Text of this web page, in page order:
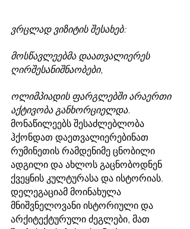
ვრცლად ვიზიტის შესახებ:
მოსწავლეებმა დაათვალიერეს
ღირშესანიშნაობები,
ოლიმპიადის ფარგლებში არაერთი
აქტივობა განხორციელდა.
მონაწილეებს შესაძლებლობა
ჰქონდათ დაეთვალიერებინათ
რუმინეთის რამდენიმე ცნობილი
ადგილი და ახლოს გაცნობოდნენ
ქვეყნის კულტურასა და ისტორიას.
დელეგაციამ მოინახულა
მნიშვნელოვანი ისტორიული და
არქიტექტურული ძეგლები, მათ